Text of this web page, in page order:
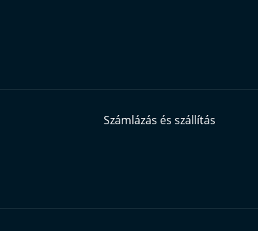
Számlázás és szállítás